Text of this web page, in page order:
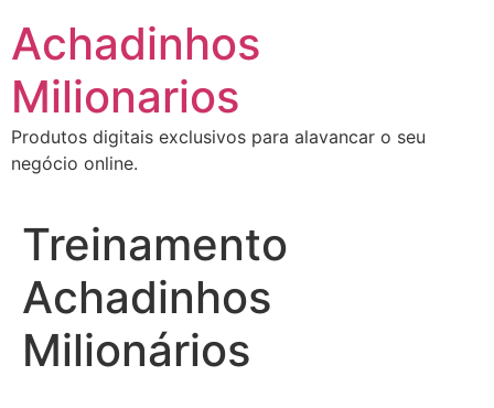
para
conteúdo
Achadinhos
Milionarios
Produtos digitais exclusivos para alavancar o seu
negócio online.
Treinamento
Achadinhos
Milionários